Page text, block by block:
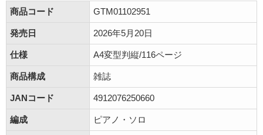
商品コード
GTM01102951
発売日 2026年5月20日
仕様 A4変型判縦/116ページ
商品構成 雑誌
JANコード 4912076250660
編成 ピアノ・ソロ